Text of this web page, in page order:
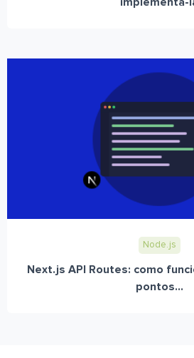
Node.js
Next.js API Routes: como
pontos...